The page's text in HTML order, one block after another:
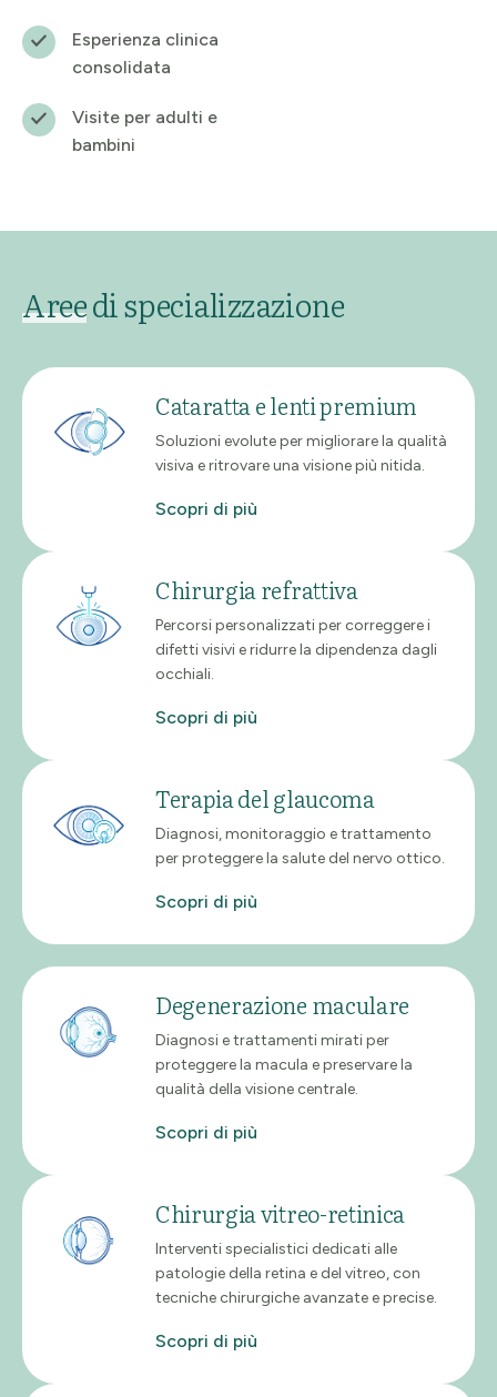
Esperienza clinica
consolidata
Visite per adulti e
bambini
Areedi specializzazione
Cataratta e lenti premium
Soluzioni evolute per migliorare la qualità
visiva e ritrovare una visione più nitida.
Scopri di più
Chirurgia refrattiva
Percorsi personalizzati per correggere i
difetti visivi e ridurre la dipendenza dagli
occhiali.
Scopri di più
Terapia del glaucoma
Diagnosi, monitoraggio e trattamento
per proteggere la salute del nervo ottico.
Scopri di più
Degenerazione maculare
Diagnosi e trattamenti mirati per
proteggere la macula e preservare la
qualità della visione centrale.
Scopri di più
Chirurgia vitreo-retinica
Interventi specialistici dedicati alle
patologie della retina e del vitreo, con
tecniche chirurgiche avanzate e precise.
Scopri di più